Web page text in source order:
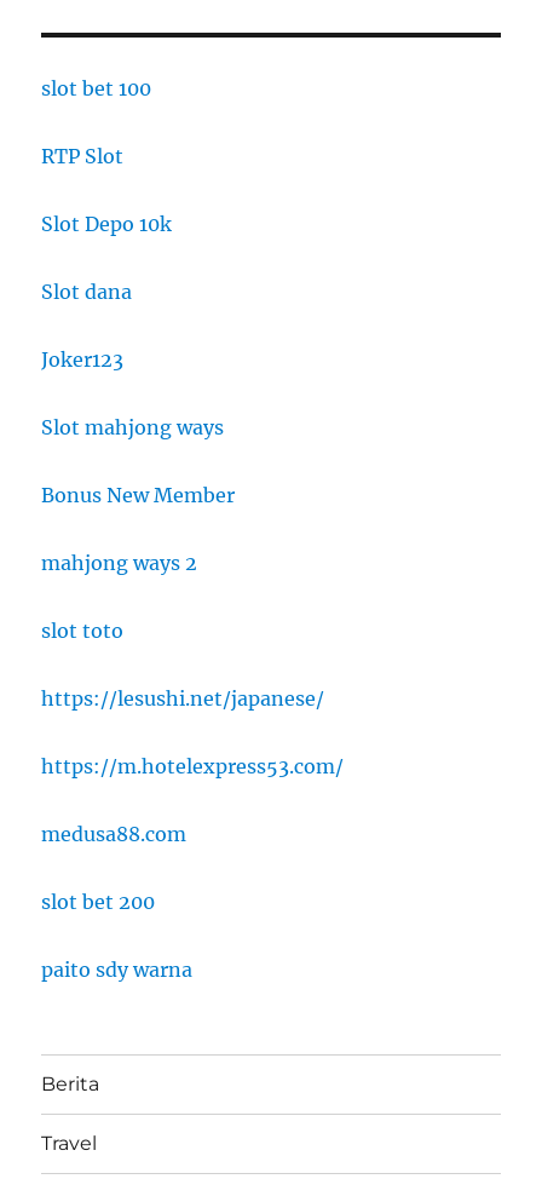
slot bet 100
RTP Slot
Slot Depo 10k
Slot dana
Joker123
Slot mahjong ways
Bonus New Member
mahjong ways 2
slot toto
https://lesushi.net/japanese/
https://m.hotelexpress53.com/
medusa88.com
slot bet 200
paito sdy warna
Berita
Travel